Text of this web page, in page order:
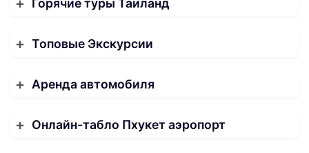
Горячие туры Таиланд
Топовые Экскурсии
Аренда автомобиля
Онлайн-табло Пхукет аэропорт